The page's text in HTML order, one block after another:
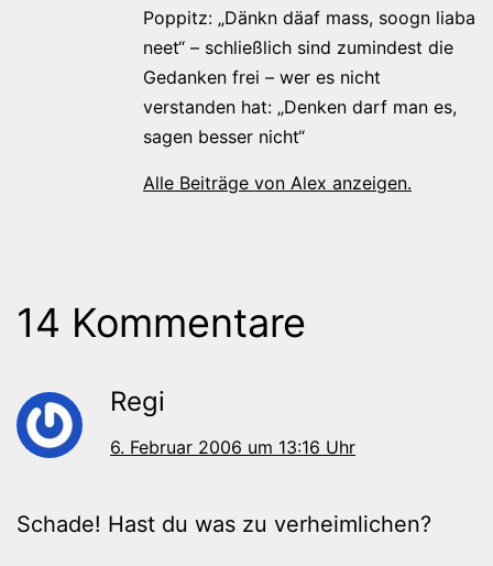
Poppitz: „Dänkn däaf mass, soogn liaba
neet“ – schließlich sind zumindest die
Gedanken frei – wer es nicht
verstanden hat: „Denken darf man es,
sagen besser nicht“
Alle Beiträge von Alex anzeigen.
14 Kommentare
Regi
6. Februar 2006 um 13:16 Uhr
Schade! Hast du was zu verheimlichen?